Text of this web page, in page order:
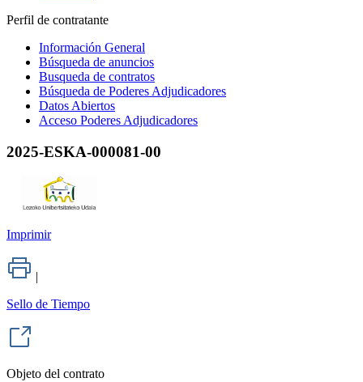
Perfil de contratante
Información General
Búsqueda de anuncios
Busqueda de contratos
Búsqueda de Poderes Adjudicadores
Datos Abiertos
Acceso Poderes Adjudicadores
2025-ESKA-000081-00
Imprimir
|
Sello de Tiempo
Objeto del contrato